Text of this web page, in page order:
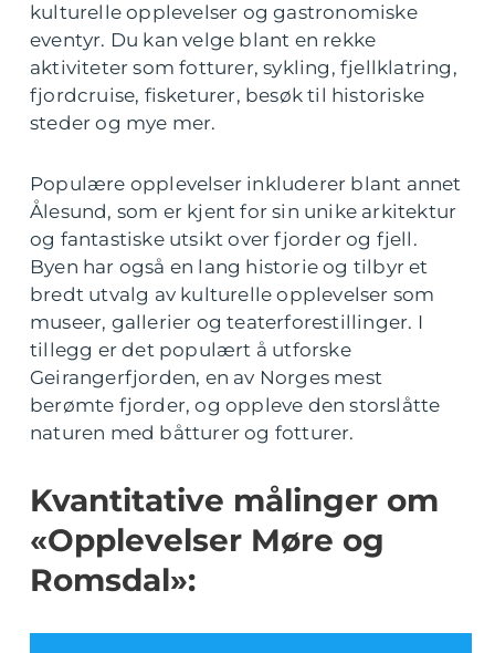
kulturelle opplevelser og gastronomiske
eventyr. Du kan velge blant en rekke
aktiviteter som fotturer, sykling, fjellklatring,
fjordcruise, fisketurer, besøk til historiske
steder og mye mer.
Populære opplevelser inkluderer blant annet
Ålesund, som er kjent for sin unike arkitektur
og fantastiske utsikt over fjorder og fjell.
Byen har også en lang historie og tilbyr et
bredt utvalg av kulturelle opplevelser som
museer, gallerier og teaterforestillinger. I
tillegg er det populært å utforske
Geirangerfjorden, en av Norges mest
berømte fjorder, og oppleve den storslåtte
naturen med båtturer og fotturer.
Kvantitative målinger om
«Opplevelser Møre og
Romsdal»: